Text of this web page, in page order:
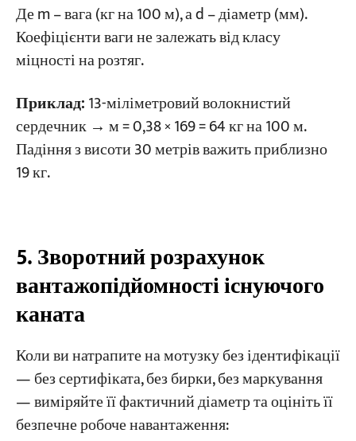
Де m – вага (кг на 100 м), а d – діаметр (мм).
Коефіцієнти ваги не залежать від класу
міцності на розтяг.
Приклад:13-міліметровий волокнистий
сердечник → м = 0,38 × 169 = 64 кг на 100 м.
Падіння з висоти 30 метрів важить приблизно
19 кг.
5. Зворотний розрахунок
вантажопідйомності існуючого
каната
Коли ви натрапите на мотузку без ідентифікації
— без сертифіката, без бирки, без маркування
— виміряйте її фактичний діаметр та оцініть її
безпечне робоче навантаження: